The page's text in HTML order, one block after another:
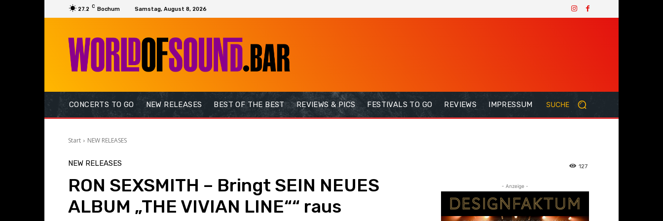
27.2 C Bochum Samstag, August 8, 2026
CONCERTS TO GO NEW RELEASES BEST OF THE BEST REVIEWS & PICS FESTIVALS TO GO REVIEWS IMPRESSUM SUCHE
Start NEW RELEASES
NEW RELEASES
RON SEXSMITH – Bringt SEIN NEUES
ALBUM „THE VIVIAN LINE““ raus
127
- Anzeige -